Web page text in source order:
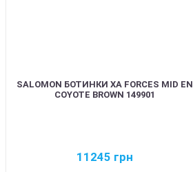
SALOMON БОТИНКИ XA FORCES MID EN
COYOTE BROWN 149901
11245 грн